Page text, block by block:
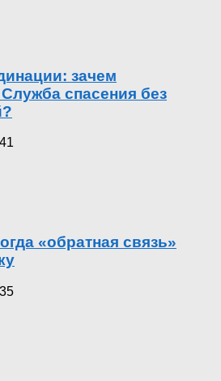
зачем
спасения без
«обратная связь»